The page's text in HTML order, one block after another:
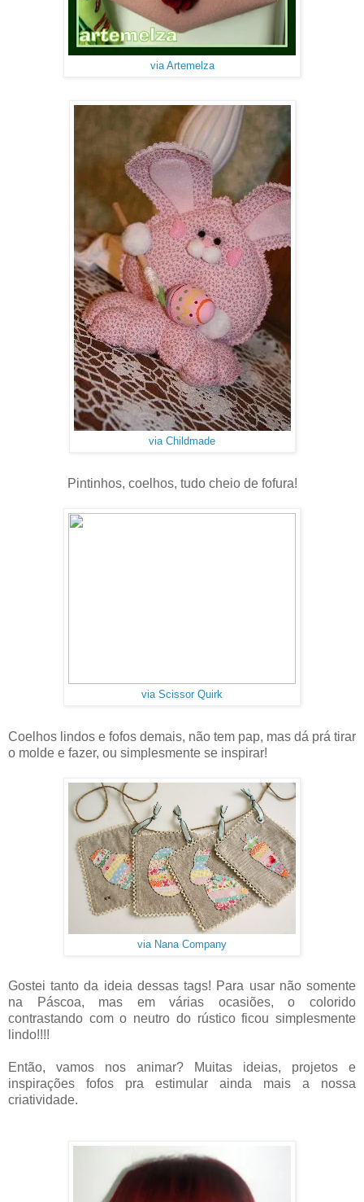
via Artemelza
via Childmade
Pintinhos, coelhos, tudo cheio de fofura!
via Scissor Quirk
Coelhos lindos e fofos demais, não tem pap, mas dá prá tirar
o molde e fazer, ou simplesmente se inspirar!
via Nana Company
Gostei tanto da ideia dessas tags! Para usar não somente
na Páscoa, mas em várias ocasiões, o colorido
contrastando com o neutro do rústico ficou simplesmente
lindo!!!!
Então, vamos nos animar? Muitas ideias, projetos e
inspirações fofos pra estimular ainda mais a nossa
criatividade.